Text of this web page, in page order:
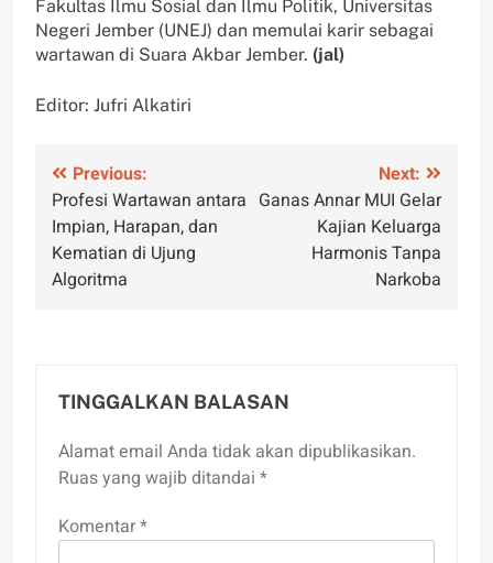
Fakultas Ilmu Sosial dan Ilmu Politik, Universitas
Negeri Jember (UNEJ) dan memulai karir sebagai
wartawan di Suara Akbar Jember. (jal)
Editor: Jufri Alkatiri
Navigasi
pos
Previous:
Profesi Wartawan antara
Impian, Harapan, dan
Kematian di Ujung
Algoritma
Next:
Ganas Annar MUI Gelar
Kajian Keluarga
Harmonis Tanpa
Narkoba
TINGGALKAN BALASAN
Alamat email Anda tidak akan dipublikasikan.
Ruas yang wajib ditandai *
Komentar*